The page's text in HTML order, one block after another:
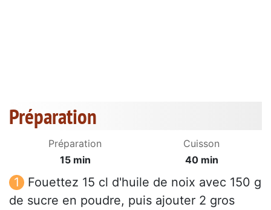
Préparation
Préparation
15 min
Cuisson
40 min
Fouettez 15 cl d'huile de noix avec 150 g
de sucre en poudre, puis ajouter 2 gros